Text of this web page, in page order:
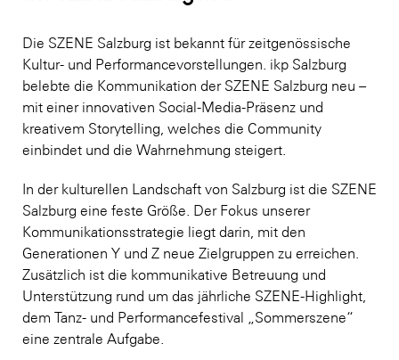
Die SZENE Salzburg ist bekannt für zeitgenössische
Kultur- und Performancevorstellungen. ikp Salzburg
belebte die Kommunikation der SZENE Salzburg neu –
mit einer innovativen Social-Media-Präsenz und
kreativem Storytelling, welches die Community
einbindet und die Wahrnehmung steigert.
In der kulturellen Landschaft von Salzburg ist die SZENE
Salzburg eine feste Größe. Der Fokus unserer
Kommunikationsstrategie liegt darin, mit den
Generationen Y und Z neue Zielgruppen zu erreichen.
Zusätzlich ist die kommunikative Betreuung und
Unterstützung rund um das jährliche SZENE-Highlight,
dem Tanz- und Performancefestival „Sommerszene“
eine zentrale Aufgabe.